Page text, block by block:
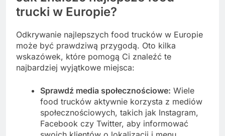
trucki w Europie?
Odkrywanie najlepszych food trucków w Europie
może być prawdziwą przygodą. Oto kilka
wskazówek, które pomogą Ci znaleźć te
najbardziej wyjątkowe miejsca:
Sprawdź media społecznościowe: Wiele
food trucków aktywnie korzysta z mediów
społecznościowych, takich jak Instagram,
Facebook czy Twitter, aby informować